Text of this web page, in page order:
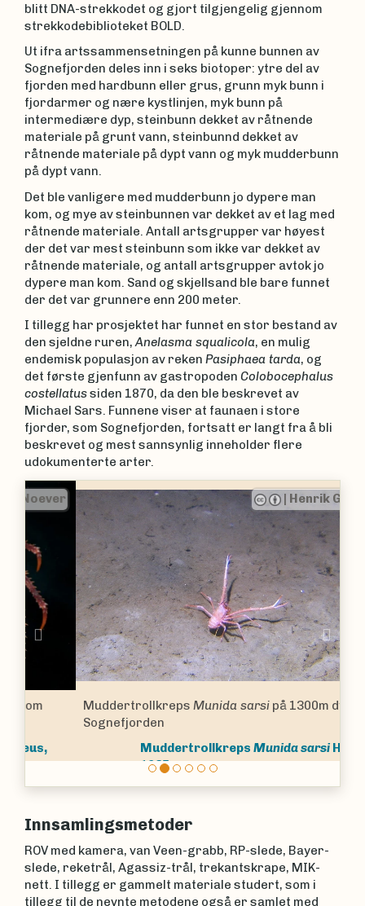
blitt DNA-strekkodet og gjort tilgjengelig gjennom
strekkodebiblioteket BOLD.
Ut ifra artssammensetningen på kunne bunnen av
Sognefjorden deles inn i seks biotoper: ytre del av
fjorden med hardbunn eller grus, grunn myk bunn i
fjordarmer og nære kystlinjen, myk bunn på
intermediære dyp, steinbunn dekket av råtnende
materiale på grunt vann, steinbunnd dekket av
råtnende materiale på dypt vann og myk mudderbunn
på dypt vann.
Det ble vanligere med mudderbunn jo dypere man
kom, og mye av steinbunnen var dekket av et lag med
råtnende materiale. Antall artsgrupper var høyest
der det var mest steinbunn som ikke var dekket av
råtnende materiale, og antall artsgrupper avtok jo
dypere man kom. Sand og skjellsand ble bare funnet
der det var grunnere enn 200 meter.
I tillegg har prosjektet har funnet en stor bestand av
den sjeldne ruren,Anelasma squalicola, en mulig
endemisk populasjon av reken Pasiphaea tarda, og
det første gjenfunn av gastropoden Colobocephalus
costellatussiden 1870, da den ble beskrevet av
Michael Sars. Funnene viser at faunaen i store
fjorder, som Sognefjorden, fortsatt er langt fra å bli
beskrevet og mest sannsynlig inneholder flere
udokumenterte arter.
|Henrik Glenner
MuddertrollkrepsMunida sarsipå 1300m dybde i
Sognefjorden
MuddertrollkrepsMunida sarsiHuus,
1935
Previous
Innsamlingsmetoder
ROV med kamera, van Veen-grabb, RP-slede, Bayer-
slede, reketrål, Agassiz-trål, trekantskrape, MIK-
nett. I tillegg er gammelt materiale studert, som i
tillegg til de nevnte metodene også er samlet med